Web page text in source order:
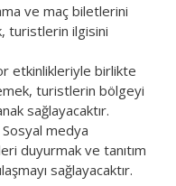
ve maç biletlerini
turistlerin ilgisini
etkinlikleriyle birlikte
turistlerin bölgeyi
sağlayacaktır.
Sosyal medya
duyurmak ve tanıtım
sağlayacaktır.